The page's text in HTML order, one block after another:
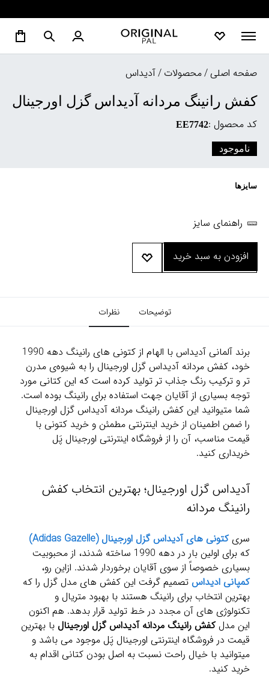
صفحه اصلی/محصولات /آدیداس
کفش رانینگ مردانه آدیداس گزل اورجینال
کد محصول :EE7742
ناموجود
سایزها
راهنمای سایز
افزودن به سبد خرید
توضیحات نظرات
برند آلمانی آدیداس با الهام از کتونی های رانینگ دهه 1990
خود، کفش مردانه آدیداس گزل اورجینال را به شیوه‌ی مدرن
تر و ترکیب رنگ جذاب تر تولید کرده است که این کتانی مورد
توجه بسیاری از آقایان جهت استفاده برای رانینگ بوده است.
شما متیوانید این کفش رانینگ مردانه آدیداس گزل اورجینال
را ضمن اطمینان از خرید اینترنتی مطمئن و خرید کتونی با
قیمت مناسب، آن را از فروشگاه اینترنتی اورجینال پَل
خریداری کنید.
آدیداس گزل اورجینال؛ بهترین انتخاب کفش
رانینگ مردانه
سریکتونی های آدیداس گزل اورجینال (Adidas Gazelle)
که برای اولین بار در دهه 1990 ساخته شدند، از محبوبیت
بسیاری خصوصاً از سوی آقایان برخوردار شدند. ازاین رو،
کمپانی ادیداس تصمیم گرفت این کفش های مدل گزل را که
بهترین انتخاب برای رانینگ هستند با بهبود متریال و
تکنولوژی های آن مجدد در خط تولید قرار بدهد. هم اکنون
این مدلکفش رانینگ مردانه آدیداس گزل اورجینال با بهترین
قیمت در فروشگاه اینترنتی اورجینال پَل موجود می باشد و
میتوانید با خیال راحت نسبت به اصل بودن کتانی اقدام به
خرید کنید.